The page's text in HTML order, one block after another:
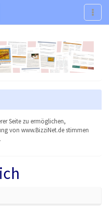
Seite zu ermöglichen,
von www.BizziNet.de stimmen